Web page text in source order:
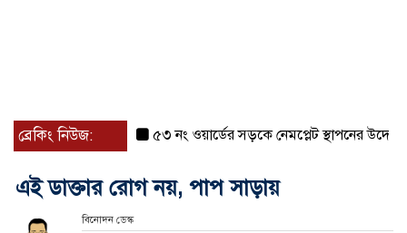
ব্রেকিং নিউজ: ৫৩ নং ওয়ার্ডের সড়কে নেমপ্লেট স্থাপনের উদ্যোগ চান
এই ডাক্তার রোগ নয়, পাপ সাড়ায়
বিনোদন ডেস্ক